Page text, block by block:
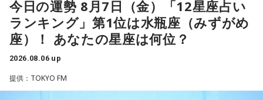
さを語りました。そして海へ向け、「『美しくいてくれてあ
りがとう』という手紙は書きたくなります」と、故郷への深
い愛情をのぞかせました。
最後に、ゴリさんが「今、想いを伝えたい方」として名前を
挙げたのは、ボクシング元世界王者の具志堅用高さんでし
た。今年で世界王座獲得から50年という節目の年を迎えるこ
らせてしまいました」と当時を振り返り、苦笑いを見せまし
た。
れることを選ぶと流れが変わります。人と違っても大丈夫。
今夜にでも「本当はこう生きたい」を自由に書き出してみ
て。
【2位】双子座（ふたご座）
思いがけない誘いや情報が、次の展開を連れてくるかも！今
今日の運勢 8月7日（金）「12星座占い
ランキング」第1位は水瓶座（みずがめ
座）！ あなたの星座は何位？
2026.08.06 up
提供：TOKYO FM